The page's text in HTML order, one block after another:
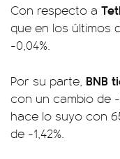
Con respecto a
que en los últimos
-0,04%.
Por su parte, BNB
con un cambio de
hace lo suyo con
de -1,42%.